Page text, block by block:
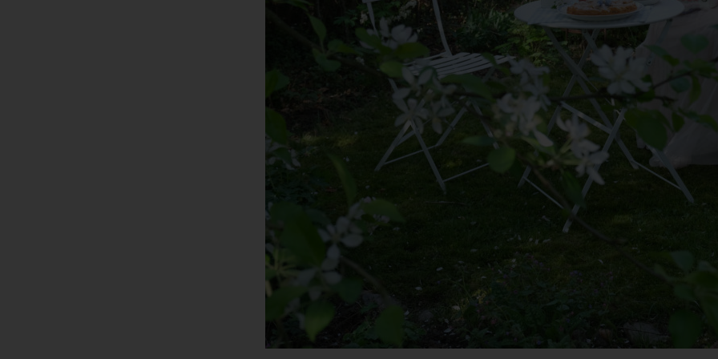
Verantwortlicher im Sinne der Datenschutz-Grundverordnung, sonstiger in
den Mitgliedstaaten der Europäischen Union geltenden
und anderer Bestimmungen mit datenschutzrechtlichem Charakter ist:
Röda Hus
Marcus Klose
Beckedorfer Straße 9a
28755 Bremen - Deutschland
Telefon: 0421-83000770
Fax: 0421-83000779
E-Mail:
UST-ID: DE254087433
Die Internetseiten verwenden Cookies. Cookies sind Textdateien, welche
über einen Internetbrowser auf einem Computersystem abgelegt und